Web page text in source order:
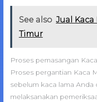
See also Jual
Timur
Proses pemasangan
Proses pergantian Kaca
sebelum kaca lama
melaksanakan